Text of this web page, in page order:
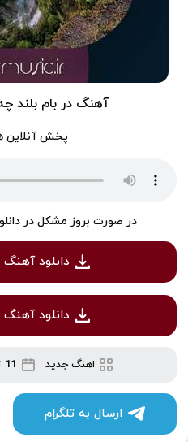
آهنگ در بام بلند
پخش آنلاین
در صورت بروز مشکل در
دانلود آهنگ
دانلود آهنگ
اهنگ جدید 11 ژوئن 2024
ارسال به تلگرام